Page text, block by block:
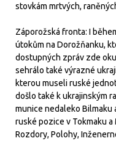
stovkám mrtvých,
Záporožská fronta: I
útokům na Dorožňanku,
dostupných zpráv zde
sehrálo také výrazné
kterou museli ruské
došlo také k ukrajinským
munice nedaleko Bilmaku
ruské pozice v Tokmaku
Rozdory, Polohy,